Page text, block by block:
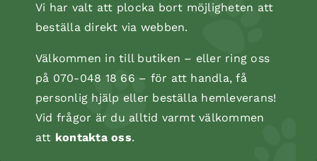
Kopåse
Vi har valt att plocka bort möjligheten att
beställa direkt via webben.
Välkommen in till butiken – eller ring oss
på 070-048 18 66 – för att handla, få
personlig hjälp eller beställa hemleverans!
Vid frågor är du alltid varmt välkommen
att kontakta oss.